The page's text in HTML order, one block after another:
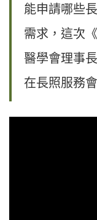
能申請哪些
需求，這次
醫學會理事
在長照服務